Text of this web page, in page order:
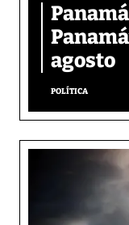
agosto
POLÍTICA